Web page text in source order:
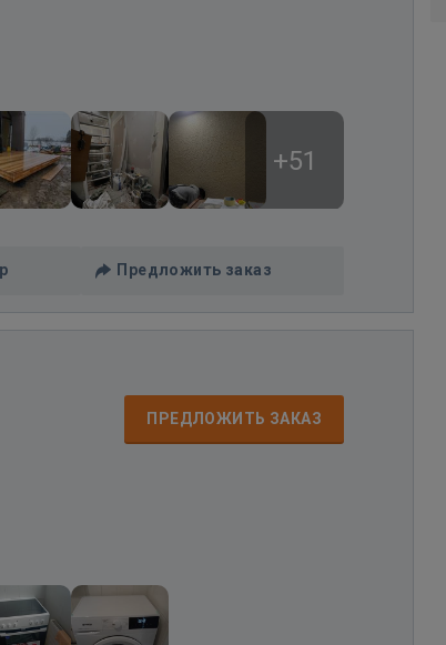
+51
Предложить заказ
ПРЕДЛОЖИТЬ ЗАКАЗ